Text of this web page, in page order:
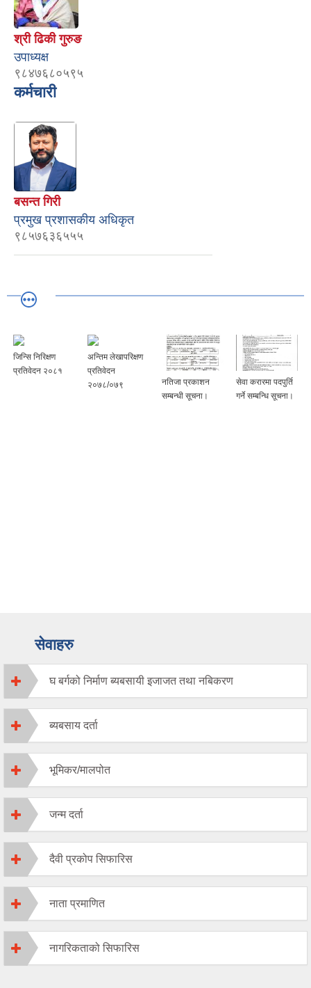
श्री ढिकी गुरुङ
उपाध्यक्ष
९८४७६८०५९५
कर्मचारी
बसन्त गिरी
प्रमुख प्रशासकीय अधिकृत
९८५७६३६५५५
जिन्सि निरिक्षण
प्रतिवेदन २०८१
अन्तिम लेखापरिक्षण
प्रतिवेदन
२०७८/०७९
नतिजा प्रकाशन
सम्बन्धी सूचना।
सेवा करारमा पदपुर्ति
गर्ने सम्बन्धि सूचना।
सेवाहरु
घ बर्गको निर्माण ब्यबसायी इजाजत तथा नबिकरण
ब्यबसाय दर्ता
भूमिकर/मालपोत
जन्म दर्ता
दैवी प्रकोप सिफारिस
नाता प्रमाणित
नागरिकताको सिफारिस